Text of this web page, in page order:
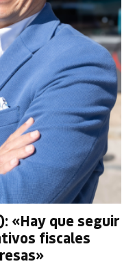
«Hay que seguir
fiscales